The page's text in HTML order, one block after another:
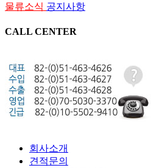
물류소식 공지사항
CALL CENTER
회사소개
견적문의